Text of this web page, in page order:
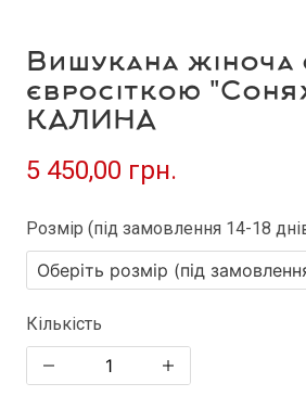
Вишукана жіноча
євросіткою
КАЛИНА
5 450,00 грн.
Розмір (під замовлення 14-18
Кількість